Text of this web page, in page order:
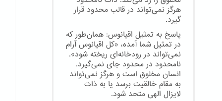
هرگز نمی‌تواند در قالب محدود قرار
گیرد.
پاسخ به تمثیل اقیانوس: همان‌طور که
در تمثیل شما آمده، «کل اقیانوس آرام
نمی‌تواند در رودخانه‌ای ریخته شود».
نامحدود در محدود جای نمی‌گیرد.
انسان مخلوق است و هرگز نمی‌تواند
به مقام خالقیت برسد یا به ذات
لایزال الهی متحد شود.